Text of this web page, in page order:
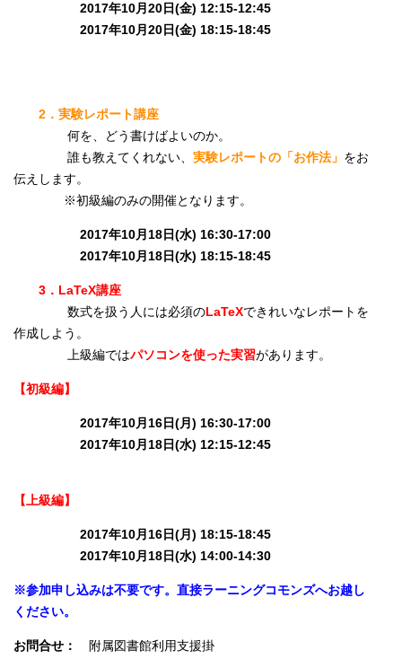
2017年10月20日(金) 12:15-12:45
2017年10月20日(金) 18:15-18:45
2．実験レポート講座
何を、どう書けばよいのか。
誰も教えてくれない、 実験レポートの「お作法」 をお
伝えします。
※初級編のみの開催となります。
2017年10月18日(水) 16:30-17:00
2017年10月18日(水) 18:15-18:45
3．LaTeX講座
数式を扱う人には必須のLaTeXできれいなレポートを
作成しよう。
上級編ではパソコンを使った実習があります。
【初級編】
2017年10月16日(月) 16:30-17:00
2017年10月18日(水) 12:15-12:45
【上級編】
2017年10月16日(月) 18:15-18:45
2017年10月18日(水) 14:00-14:30
※参加申し込みは不要です。直接ラーニングコモンズへお越し
ください。
お問合せ：
附属図書館利用支援掛